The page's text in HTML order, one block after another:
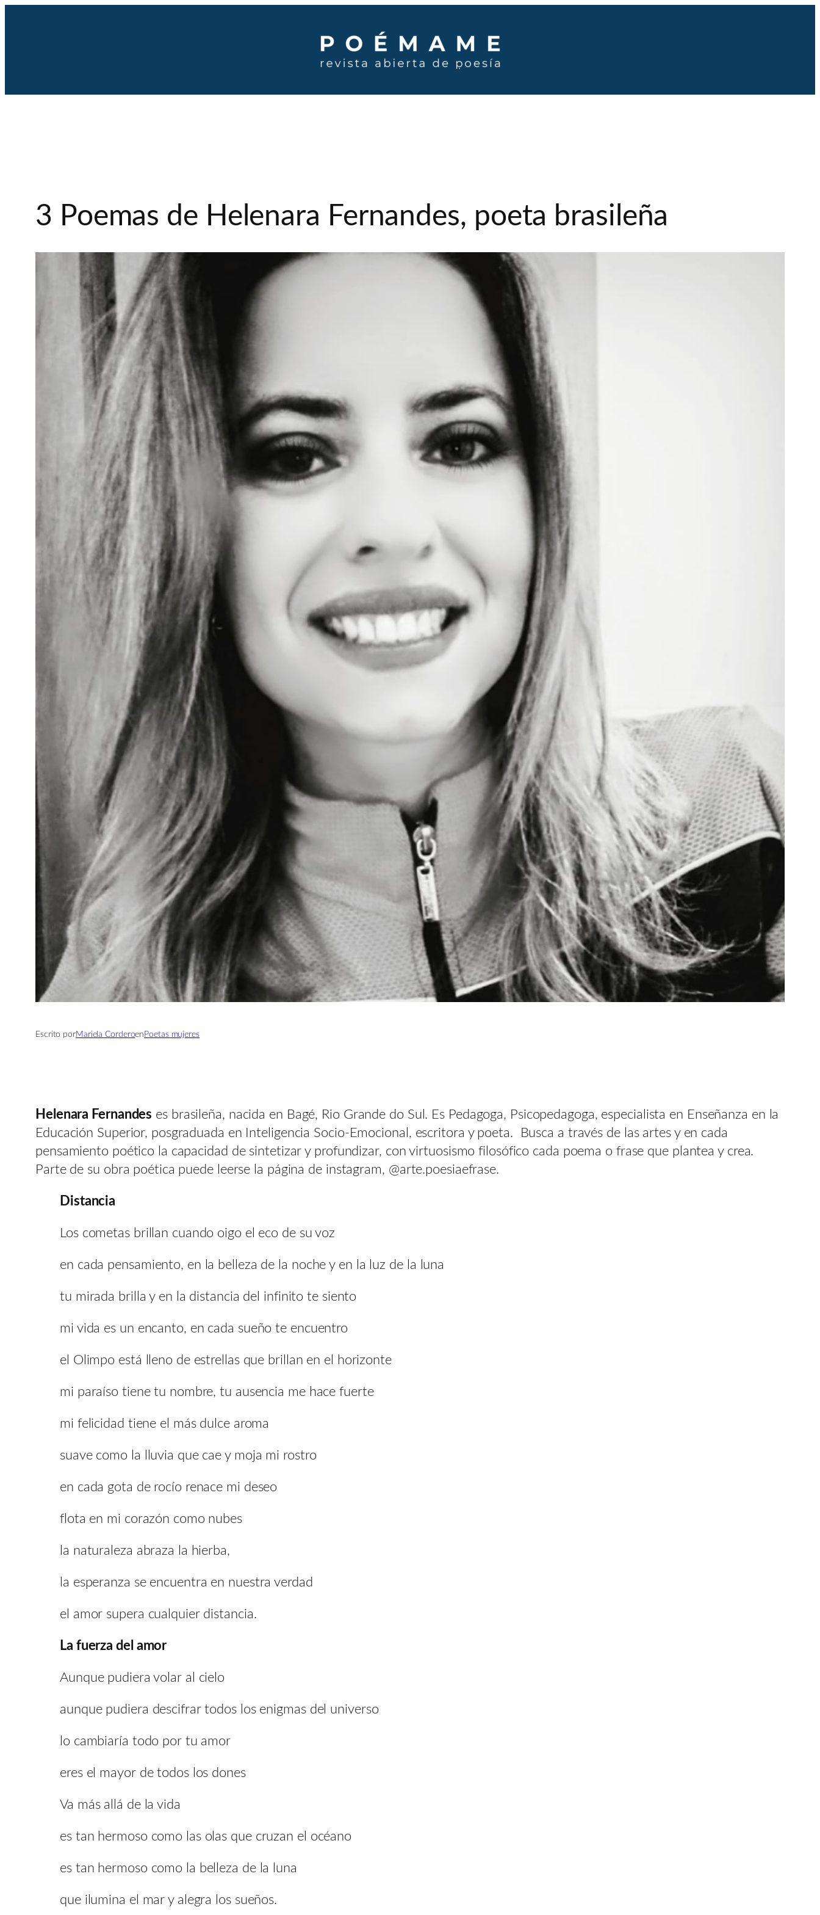
3 Poemas de Helenara Fernandes, poeta brasileña
Escrito porMariela Corderoen Poetas mujeres
Helenara Fernandes es brasileña, nacida en Bagé, Rio Grande do Sul. Es Pedagoga, Psicopedagoga, especialista en Enseñanza en la
Educación Superior, posgraduada en Inteligencia Socio-Emocional, escritora y poeta. Busca a través de las artes y en cada
pensamiento poético la capacidad de sintetizar y profundizar, con virtuosismo filosófico cada poema o frase que plantea y crea.
Parte de su obra poética puede leerse la página de instagram, @arte.poesiaefrase.
Distancia
Los cometas brillan cuando oigo el eco de su voz
en cada pensamiento, en la belleza de la noche y en la luz de la luna
tu mirada brilla y en la distancia del infinito te siento
mi vida es un encanto, en cada sueño te encuentro
el Olimpo está lleno de estrellas que brillan en el horizonte
mi paraíso tiene tu nombre, tu ausencia me hace fuerte
mi felicidad tiene el más dulce aroma
suave como la lluvia que cae y moja mi rostro
en cada gota de rocío renace mi deseo
flota en mi corazón como nubes
la naturaleza abraza la hierba,
la esperanza se encuentra en nuestra verdad
el amor supera cualquier distancia.
La fuerza del amor
Aunque pudiera volar al cielo
aunque pudiera descifrar todos los enigmas del universo
lo cambiaría todo por tu amor
eres el mayor de todos los dones
Va más allá de la vida
es tan hermoso como las olas que cruzan el océano
es tan hermoso como la belleza de la luna
que ilumina el mar y alegra los sueños.